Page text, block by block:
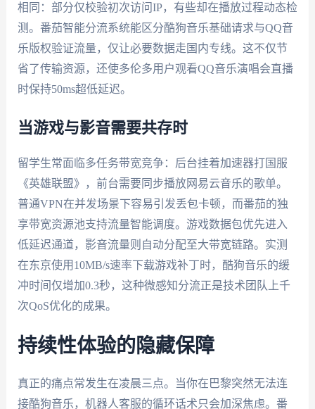
相同：部分仅校验初次访问IP，有些却在播放过程动态检
测。番茄智能分流系统能区分酷狗音乐基础请求与QQ音
乐版权验证流量，仅让必要数据走国内专线。这不仅节
省了传输资源，还使多伦多用户观看QQ音乐演唱会直播
时保持50ms超低延迟。
当游戏与影音需要共存时
留学生常面临多任务带宽竞争：后台挂着加速器打国服
《英雄联盟》，前台需要同步播放网易云音乐的歌单。
普通VPN在并发场景下容易引发丢包卡顿，而番茄的独
享带宽资源池支持流量智能调度。游戏数据包优先进入
低延迟通道，影音流量则自动分配至大带宽链路。实测
在东京使用10MB/s速率下载游戏补丁时，酷狗音乐的缓
冲时间仅增加0.3秒，这种微感知分流正是技术团队上千
次QoS优化的成果。
持续性体验的隐藏保障
真正的痛点常发生在凌晨三点。当你在巴黎突然无法连
接酷狗音乐，机器人客服的循环话术只会加深焦虑。番